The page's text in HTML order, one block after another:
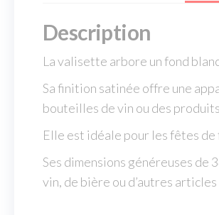
Description
La valisette arbore un fond
Sa finition satinée offre une
bouteilles de vin ou des
Elle est idéale pour les fêtes de
Ses dimensions généreuses de
vin, de bière ou d’autres